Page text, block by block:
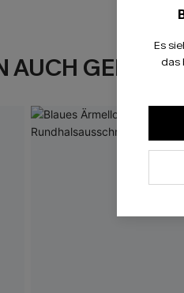
AUCH
Es
das